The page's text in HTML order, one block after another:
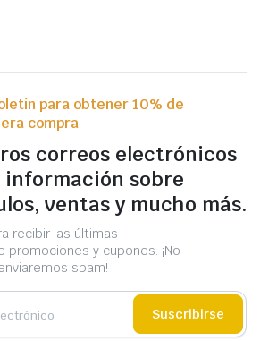
para obtener 10% de
compra
correos electrónicos
sobre
ventas y mucho más.
recibir las últimas
promociones y cupones. ¡No
spam!
Suscribirse